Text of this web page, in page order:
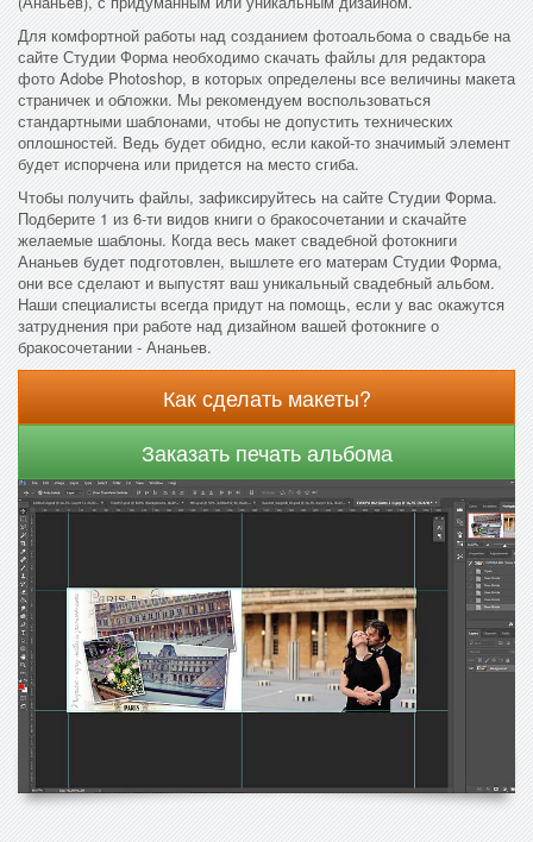
Для комфортной работы над созданием фотоальбома о свадьбе на
сайте Студии Форма необходимо скачать файлы для редактора
фото Adobe Photoshop, в которых определены все величины макета
страничек и обложки. Мы рекомендуем воспользоваться
стандартными шаблонами, чтобы не допустить технических
оплошностей. Ведь будет обидно, если какой-то значимый элемент
будет испорчена или придется на место сгиба.
Чтобы получить файлы, зафиксируйтесь на сайте Студии Форма.
Подберите 1 из 6-ти видов книги о бракосочетании и скачайте
желаемые шаблоны. Когда весь макет свадебной фотокниги
Ананьев будет подготовлен, вышлете его матерам Студии Форма,
они все сделают и выпустят ваш уникальный свадебный альбом.
Наши специалисты всегда придут на помощь, если у вас окажутся
затруднения при работе над дизайном вашей фотокниге о
бракосочетании - Ананьев.
Как сделать макеты?
Заказать печать альбома